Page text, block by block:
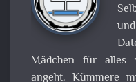
Mädchen für alles
angeht. Kümmere